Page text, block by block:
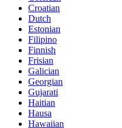
Croatian
Dutch
Estonian
Filipino
Finnish
Frisian
Galician
Georgian
Gujarati
Haitian
Hausa
Hawaiian